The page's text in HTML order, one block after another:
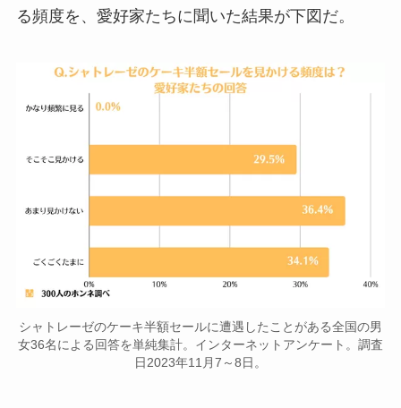
る頻度を、愛好家たちに聞いた結果が下図だ。
シャトレーゼのケーキ半額セールに遭遇したことがある全国の男
女36名による回答を単純集計。インターネットアンケート。調査
日2023年11月7～8日。